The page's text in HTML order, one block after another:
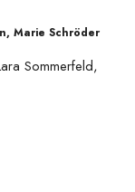
Marie Schröder
Sommerfeld,